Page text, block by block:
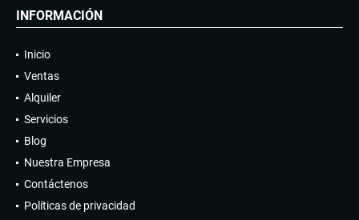
INFORMACIÓN
Inicio
Ventas
Alquiler
Servicios
Blog
Nuestra Empresa
Contáctenos
Políticas de privacidad